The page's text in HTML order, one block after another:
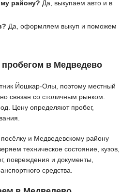
району? Да, выкупаем авто и в
Да, оформляем выкуп и поможем
в Медведево
Йошкар-Олы, поэтому местный
связан со столичным рынком:
Цену определяют пробег,
и Медведевскому району
техническое состояние, кузов,
повреждения и документы,
средства.